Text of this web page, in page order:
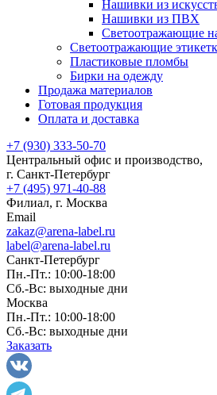
Нашивки из
Нашивки из ПВХ
Светоотражающие
Светоотражающие
Пластиковые пломбы
Бирки на одежду
Продажа материалов
Готовая продукция
Оплата и доставка
+7 (930) 333-50-70
Центральный офис и производство,
г. Санкт-Петербург
+7 (495) 971-40-88
Филиал, г. Москва
Email
zakaz@arena-label.ru
label@arena-label.ru
Санкт-Петербург
Пн.-Пт.: 10:00-18:00
Сб.-Вс: выходные дни
Москва
Пн.-Пт.: 10:00-18:00
Сб.-Вс: выходные дни
Заказать